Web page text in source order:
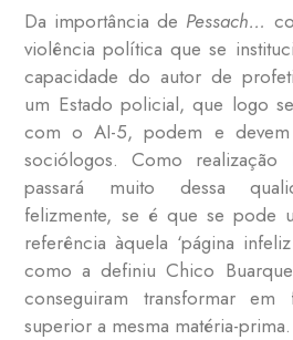
Da importância de Pessach…
violência política que se
capacidade do autor de
um Estado policial, que logo
com o AI-5, podem e devem
sociólogos. Como
passará muito dessa
felizmente, se é que se pode
referência àquela ‘página
como a definiu Chico
conseguiram transformar
superior a mesma matéria-prima.